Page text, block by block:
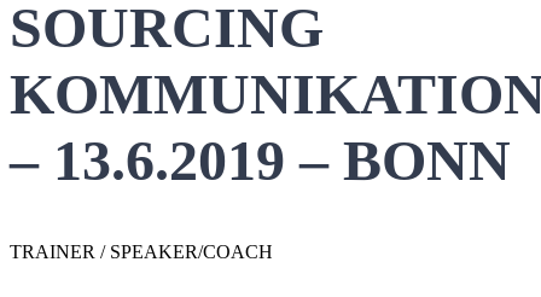
SOURCING
– 13.6.2019 – BONN
TRAINER / SPEAKER/COACH